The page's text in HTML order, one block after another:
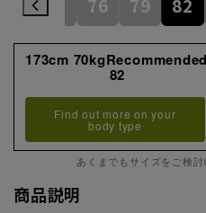
173cm 70kgRecommended
82
Find out more on your
body type
あくまでもサイズをご検討
商品説明